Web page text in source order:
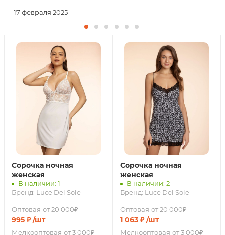
17 февраля 2025
Сорочка ночная
женская
В наличии: 1
Бренд: Luce Del Sole
Оптовая от 20 000₽
995 ₽ /шт
Мелкооптовая от 3 000₽
Сорочка ночная
женская
В наличии: 2
Бренд: Luce Del Sole
Оптовая от 20 000₽
1 063₽ /шт
Мелкооптовая от 3 000₽